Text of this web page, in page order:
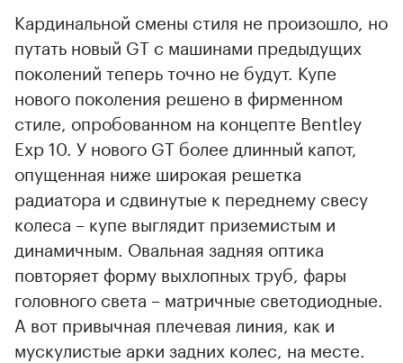
Кардинальной смены стиля не произошло, но
путать новый GT с машинами предыдущих
поколений теперь точно не будут. Купе
нового поколения решено в фирменном
стиле, опробованном на концепте Bentley
Exp 10. У нового GT более длинный капот,
опущенная ниже широкая решетка
радиатора и сдвинутые к переднему свесу
колеса – купе выглядит приземистым и
динамичным. Овальная задняя оптика
повторяет форму выхлопных труб, фары
головного света – матричные светодиодные.
А вот привычная плечевая линия, как и
мускулистые арки задних колес, на месте.